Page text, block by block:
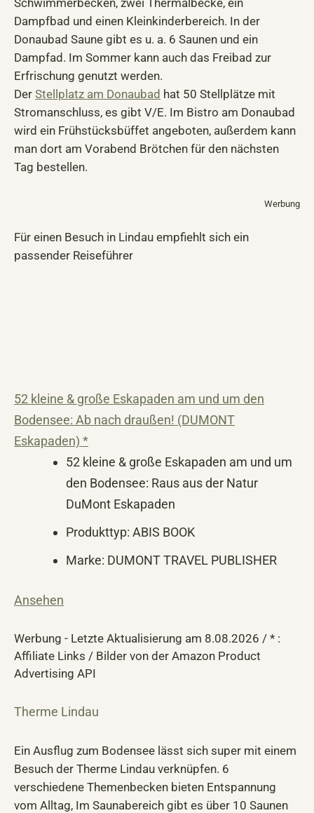
Dampfbad und einen Kleinkinderbereich. In der
Donaubad Saune gibt es u. a. 6 Saunen und ein
Dampfad. Im Sommer kann auch das Freibad zur
Erfrischung genutzt werden.
Der Stellplatz am Donaubad hat 50 Stellplätze mit
Stromanschluss, es gibt V/E. Im Bistro am Donaubad
wird ein Frühstücksbüffet angeboten, außerdem kann
man dort am Vorabend Brötchen für den nächsten
Tag bestellen.
Werbung
Für einen Besuch in Lindau empfiehlt sich ein
passender Reiseführer
52 kleine & große Eskapaden am und um den
Bodensee: Ab nach draußen! (DUMONT
Eskapaden) *
52 kleine & große Eskapaden am und um
den Bodensee: Raus aus der Natur
DuMont Eskapaden
Produkttyp: ABIS BOOK
Marke: DUMONT TRAVEL PUBLISHER
Ansehen
Werbung - Letzte Aktualisierung am 8.08.2026 / * :
Affiliate Links / Bilder von der Amazon Product
Advertising API
Therme Lindau
Ein Ausflug zum Bodensee lässt sich super mit einem
Besuch der Therme Lindau verknüpfen. 6
verschiedene Themenbecken bieten Entspannung
vom Alltag, Im Saunabereich gibt es über 10 Saunen